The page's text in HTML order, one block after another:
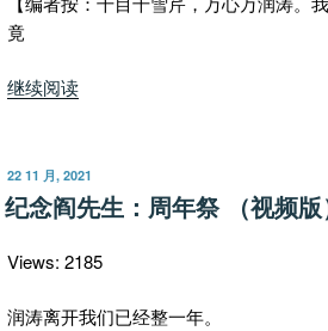
竟
继续阅读“造
神
秀，
霄
羽
发
布
于
22 11 月, 2021
纪念阎先生：周年祭 （视频版
Views: 2185
润涛离开我们已经整一年。